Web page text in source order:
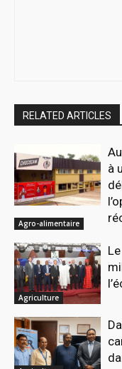
RELATED ARTICLES
Agro-alimentaire
à
Agriculture